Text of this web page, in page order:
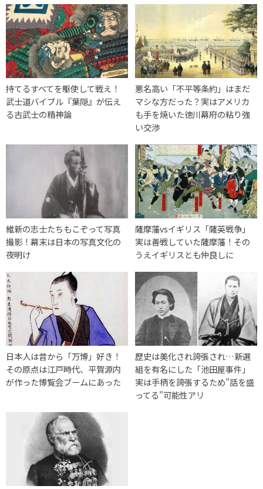
持てるすべてを駆使して戦え！
武士道バイブル『葉隠』が伝え
る古武士の精神論
悪名高い「不平等条約」はまだ
マシな方だった？実はアメリカ
も手を焼いた徳川幕府の粘り強
い交渉
維新の志士たちもこぞって写真
撮影！幕末は日本の写真文化の
夜明け
薩摩藩vsイギリス「薩英戦争」
実は善戦していた薩摩藩！その
うえイギリスとも仲良しに
日本人は昔から「万博」好き！
その原点は江戸時代、平賀源内
が作った博覧会ブームにあった
歴史は美化され誇張され…新選
組を有名にした「池田屋事件」
実は手柄を誇張するため”話を盛
ってる”可能性アリ